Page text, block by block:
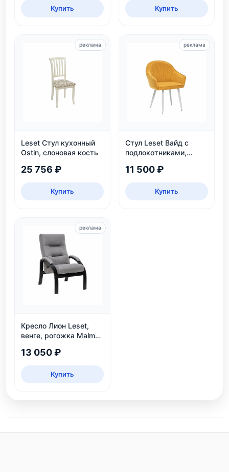
Купить Купить
Leset Стул кухонный
Ostin, слоновая кость
25 756 ₽
Купить
реклама
Стул Leset Вайд с
подлокотниками,
11 500 ₽
Купить
реклама
Кресло Лион Leset,
венге, рогожка Malmo
13 050 ₽
Купить
реклама